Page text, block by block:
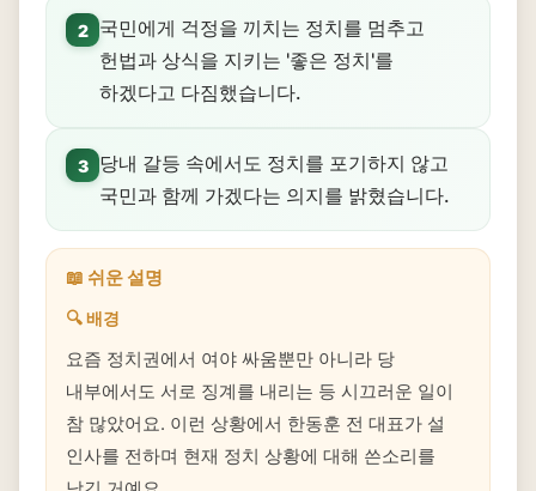
2
국민에게 걱정을 끼치는 정치를 멈추고
헌법과 상식을 지키는 '좋은 정치'를
하겠다고 다짐했습니다.
3
당내 갈등 속에서도 정치를 포기하지 않고
국민과 함께 가겠다는 의지를 밝혔습니다.
📖 쉬운 설명
🔍 배경
요즘 정치권에서 여야 싸움뿐만 아니라 당
내부에서도 서로 징계를 내리는 등 시끄러운 일이
참 많았어요. 이런 상황에서 한동훈 전 대표가 설
인사를 전하며 현재 정치 상황에 대해 쓴소리를